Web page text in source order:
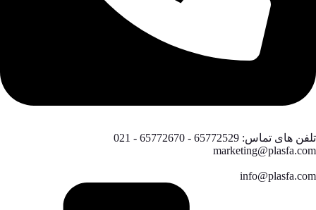
تلفن های تماس: 65772529 - 65772670 - 021
marketing@plasfa.com
info@plasfa.com